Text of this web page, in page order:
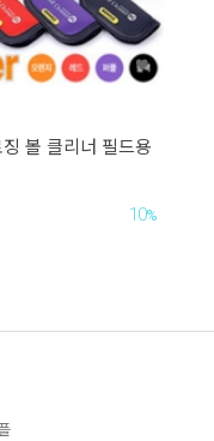
볼 클리너 필드용
10%